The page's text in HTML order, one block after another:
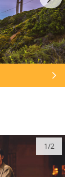
1/2